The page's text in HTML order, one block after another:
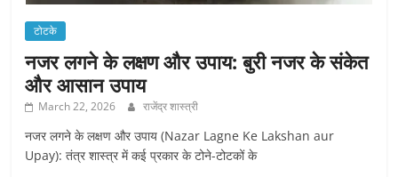
टोटके
नजर लगने के लक्षण और उपाय: बुरी नजर के संकेत
और आसान उपाय
March 22, 2026 राजेंद्र शास्त्री
नजर लगने के लक्षण और उपाय (Nazar Lagne Ke Lakshan aur
Upay): तंत्र शास्त्र में कई प्रकार के टोने-टोटकों के